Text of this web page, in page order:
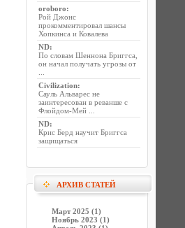
oroboro:
Рой Джонс
прокомментировал шансы
Хопкинса и Ковалева
ND:
По словам Шеннона Бриггса,
он начал получать угрозы от
Civilization:
Сауль Альварес не
заинтересован в реванше с
Флойдом-Мей ...
ND:
Крис Берд научит Бриггса
защищаться
АРХИВ СТАТЕЙ
Март 2025 (1)
Ноябрь 2023 (1)